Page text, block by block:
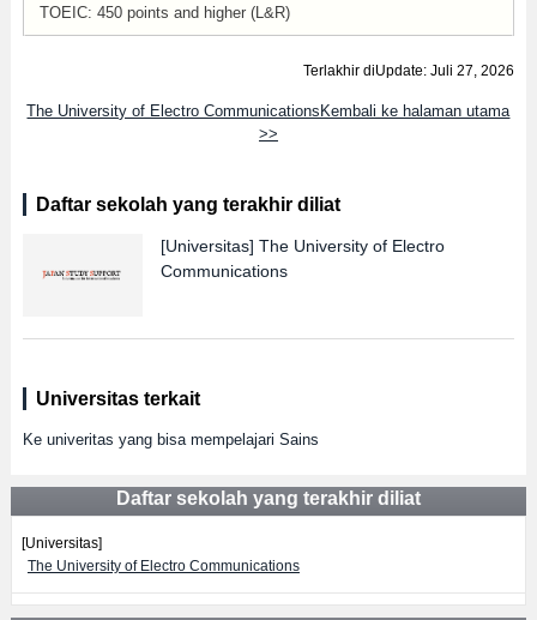
TOEIC: 450 points and higher (L&R)
Terlakhir diUpdate: Juli 27, 2026
The University of Electro CommunicationsKembali ke halaman utama
>>
Daftar sekolah yang terakhir diliat
[Universitas] The University of Electro
Communications
Universitas terkait
Ke univeritas yang bisa mempelajari Sains
Daftar sekolah yang terakhir diliat
[Universitas]
The University of Electro Communications